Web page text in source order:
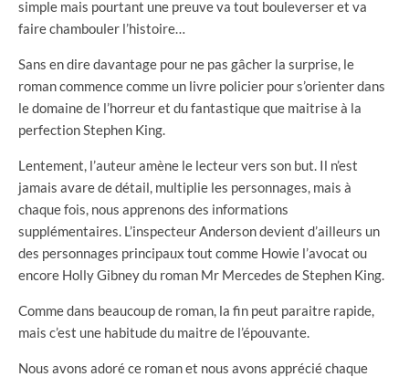
simple mais pourtant une preuve va tout bouleverser et va
faire chambouler l’histoire…
Sans en dire davantage pour ne pas gâcher la surprise, le
roman commence comme un livre policier pour s’orienter dans
le domaine de l’horreur et du fantastique que maitrise à la
perfection Stephen King.
Lentement, l’auteur amène le lecteur vers son but. Il n’est
jamais avare de détail, multiplie les personnages, mais à
chaque fois, nous apprenons des informations
supplémentaires. L’inspecteur Anderson devient d’ailleurs un
des personnages principaux tout comme Howie l’avocat ou
encore Holly Gibney du roman Mr Mercedes de Stephen King.
Comme dans beaucoup de roman, la fin peut paraitre rapide,
mais c’est une habitude du maitre de l’épouvante.
Nous avons adoré ce roman et nous avons apprécié chaque